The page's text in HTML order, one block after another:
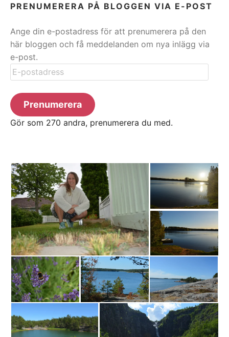
PRENUMERERA PÅ BLOGGEN VIA E-POST
Ange din e-postadress för att prenumerera på den
här bloggen och få meddelanden om nya inlägg via
e-post.
E-
postadress
Prenumerera
Gör som 270 andra, prenumerera du med.